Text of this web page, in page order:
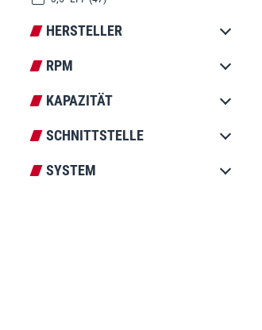
HERSTELLER
RPM
KAPAZITÄT
SCHNITTSTELLE
SYSTEM